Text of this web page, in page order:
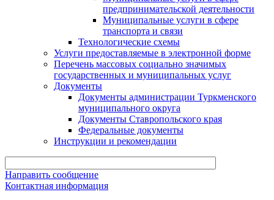
предпринимательской деятельности
Муниципальные услуги в сфере
транспорта и связи
Технологические схемы
Услуги предоставляемые в электронной форме
Перечень массовых социально значимых
государственных и муниципальных услуг
Документы
Документы администрации Туркменского
муниципального округа
Документы Ставропольского края
Федеральные документы
Инструкции и рекомендации
Направить сообщение
Контактная информация